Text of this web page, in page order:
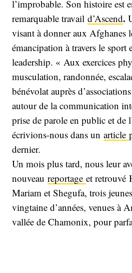
l’improbable. Son histoire est
remarquable travail d’Ascend.
visant à donner aux Afghanes
émancipation à travers le sport
leadership. « Aux exercices
musculation, randonnée,
bénévolat auprès
autour de la communication
prise de parole en public et de
écrivions-nous dans un article
dernier.
Un mois plus tard, nous leur
nouveau reportage et retrouvé
Mariam et Shegufa, trois
vingtaine d’années, venues à
vallée de Chamonix, pour